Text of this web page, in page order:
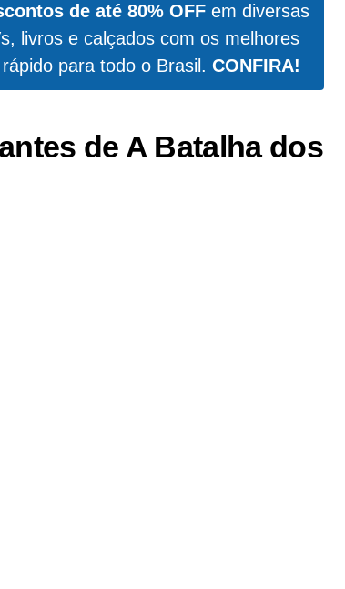
de até 80% OFFem diversas
livros e calçados com os melhores
para todo o Brasil. CONFIRA!
de A Batalha dos